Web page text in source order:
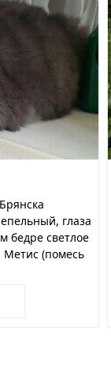
глаза
бедре светлое
Метис (помесь